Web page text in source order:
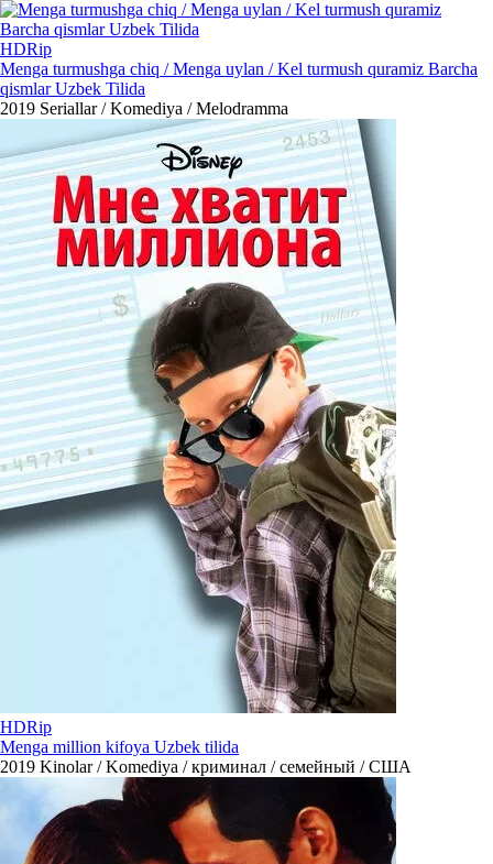
HDRip
Menga turmushga chiq / Menga uylan / Kel turmush quramiz Barcha
qismlar Uzbek Tilida
2019 Seriallar / Komediya / Melodramma
HDRip
Menga million kifoya Uzbek tilida
2019 Kinolar / Komediya / криминал / семейный / США